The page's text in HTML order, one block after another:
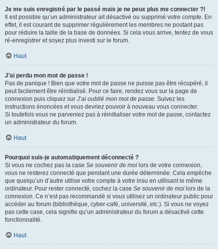
Je me suis enregistré par le passé mais je ne peux plus me connecter ?!
Il est possible qu’un administrateur ait désactivé ou supprimé votre compte. En
effet, il est courant de supprimer régulièrement les membres ne postant pas
pour réduire la taille de la base de données. Si cela vous arrive, tentez de vous
ré-enregistrer et soyez plus investi sur le forum.
Haut
J’ai perdu mon mot de passe !
Pas de panique ! Bien que votre mot de passe ne puisse pas être récupéré, il
peut facilement être réinitialisé. Pour ce faire, rendez vous sur la page de
connexion puis cliquez sur J’ai oublié mon mot de passe. Suivez les
instructions énoncées et vous devriez pouvoir à nouveau vous connecter.
Si toutefois vous ne parveniez pas à réinitialiser votre mot de passe, contactez
un administrateur du forum.
Haut
Pourquoi suis-je automatiquement déconnecté ?
Si vous ne cochez pas la case Se souvenir de moi lors de votre connexion,
vous ne resterez connecté que pendant une durée déterminée. Cela empêche
que quelqu’un d’autre utilise votre compte à votre insu en utilisant le même
ordinateur. Pour rester connecté, cochez la case Se souvenir de moi lors de la
connexion. Ce n’est pas recommandé si vous utilisez un ordinateur public pour
accéder au forum (bibliothèque, cyber-café, université, etc.). Si vous ne voyez
pas cette case, cela signifie qu’un administrateur du forum a désactivé cette
fonctionnalité.
Haut